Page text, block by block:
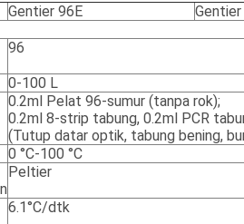
Gentier 96E
96
0-100 L
0.2ml Pelat 96-sumur (tanpa rok);
0.2ml 8-strip tabung, 0.2ml PCR
(Tutup datar optik, tabung bening,
0 °C-100 °C
Peltier
6.1°C/dtk